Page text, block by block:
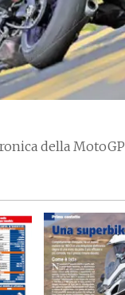
della MotoGP